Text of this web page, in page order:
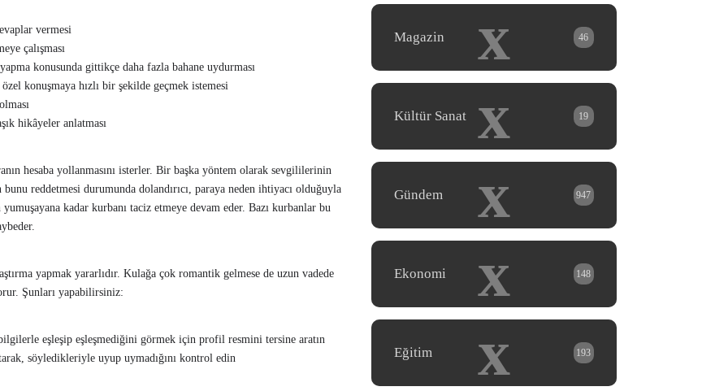
vermesi
çalışması
konusunda gittikçe daha fazla bahane uydurması
konuşmaya hızlı bir şekilde geçmek istemesi
hikâyeler anlatması
hesaba yollanmasını isterler. Bir başka yöntem olarak sevgililerinin
reddetmesi durumunda dolandırıcı, paraya neden ihtiyacı olduğuyla
kadar kurbanı taciz etmeye devam eder. Bazı kurbanlar bu
yapmak yararlıdır. Kulağa çok romantik gelmese de uzun vadede
Şunları yapabilirsiniz:
eşleşip eşleşmediğini görmek için profil resmini tersine aratın
söyledikleriyle uyup uymadığını kontrol edin
x
Magazin 46
x
Kültür Sanat 19
x
Gündem 947
x
Ekonomi 148
x
Eğitim 193